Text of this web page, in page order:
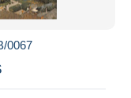
0067